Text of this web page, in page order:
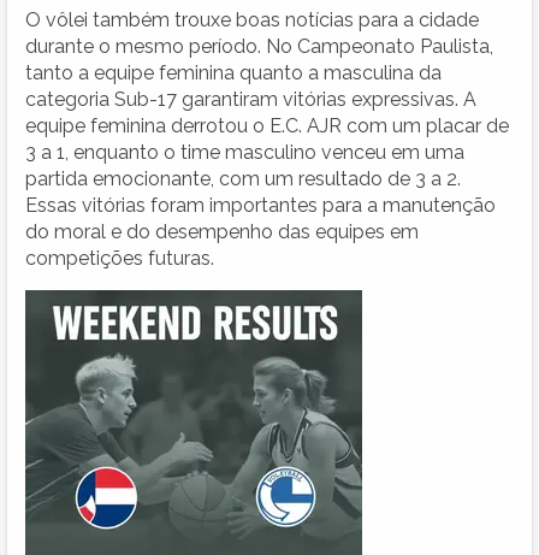
O vôlei também trouxe boas notícias para a cidade
durante o mesmo período. No Campeonato Paulista,
tanto a equipe feminina quanto a masculina da
categoria Sub-17 garantiram vitórias expressivas. A
equipe feminina derrotou o E.C. AJR com um placar de
3 a 1, enquanto o time masculino venceu em uma
partida emocionante, com um resultado de 3 a 2.
Essas vitórias foram importantes para a manutenção
do moral e do desempenho das equipes em
competições futuras.